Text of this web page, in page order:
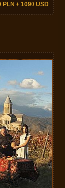
PLN + 1090 USD